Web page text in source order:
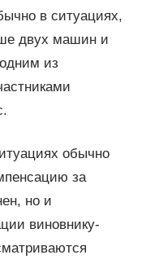
в ситуациях,
двух машин и
из
обычно
за
но и
виновнику-